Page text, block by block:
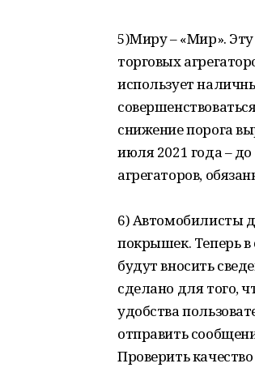
5)Миру – «Мир». Эту
торговых
использует
снижение порога
июля 2021 года –
агрегаторов,
6) Автомобилисты
покрышек. Теперь в
будут вносить
сделано для того,
удобства
отправить
Проверить